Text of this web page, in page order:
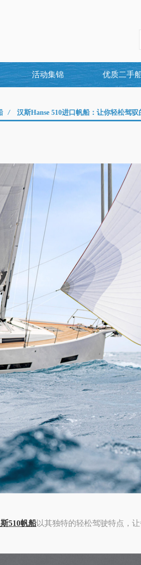
活动集锦 优质二手
/ 汉斯Hanse 510进口帆船：让你轻松驾
510帆船以其独特的轻松驾驶特点，